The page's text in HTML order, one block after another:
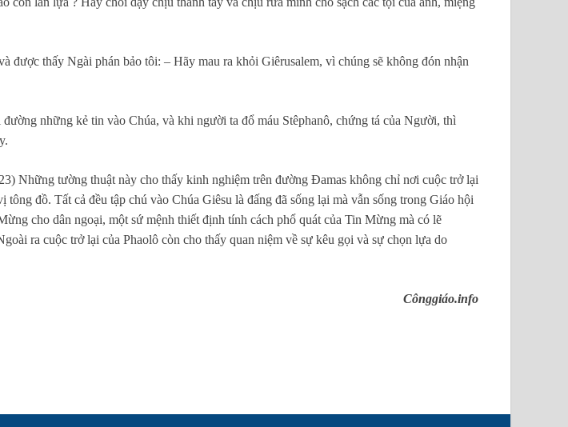
được thấy Ngài phán bảo tôi: – Hãy mau ra khỏi Giêrusalem, vì chúng sẽ không đón nhận
những kẻ tin vào Chúa, và khi người ta đổ máu Stêphanô, chứng tá của Người, thì
Những tường thuật này cho thấy kinh nghiệm trên đường Đamas không chỉ nơi cuộc trở lại
đồ. Tất cả đều tập chú vào Chúa Giêsu là đấng đã sống lại mà vẫn sống trong Giáo hội
cho dân ngoại, một sứ mệnh thiết định tính cách phổ quát của Tin Mừng mà có lẽ
ra cuộc trở lại của Phaolô còn cho thấy quan niệm về sự kêu gọi và sự chọn lựa do
Cônggiáo.info